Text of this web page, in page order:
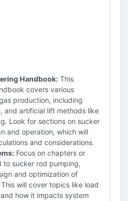
Handbook: This
covers various
production, including
and artificial lift methods like
Look for sections on sucker
and operation, which will
and considerations.
Focus on chapters or
to sucker rod pumping,
and optimization of
will cover topics like load
how it impacts system